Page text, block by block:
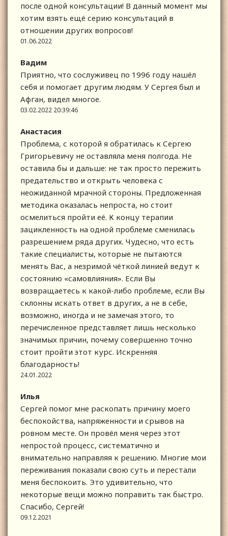
после одной консультации! В данный момент мы
хотим взять ещё серию консультаций в
отношении других вопросов!
01.06.2022
Вадим
Приятно, что сослуживец по 1996 году нашёл
себя и помогает другим людям. У Сергея был и
Афган, видел многое.
03.02.2022 20:39:46
Анастасия
Проблема, с которой я обратилась к Сергею
Григорьевичу не оставляла меня полгода. Не
оставила бы и дальше: не так просто пережить
предательство и открыть человека с
неожиданной мрачной стороны. Предложенная
методика оказалась непроста, но стоит
осмелиться пройти её. К концу терапии
зацикленность на одной проблеме сменилась
разрешением ряда других. Чудесно, что есть
такие специалисты, которые не пытаются
менять Вас, а незримой чёткой линией ведут к
состоянию «самовлияния». Если Вы
возвращаетесь к какой-либо проблеме, если Вы
склонны искать ответ в других, а не в себе,
возможно, иногда и не замечая этого, то
перечисленное представляет лишь несколько
значимых причин, почему совершенно точно
стоит пройти этот курс. Искренняя
благодарность!
24.01.2022
Илья
Сергей помог мне раскопать причину моего
беспокойства, напряженности и срывов на
ровном месте. Он провёл меня через этот
непростой процесс, систематично и
внимательно направляя к решению. Многие мои
переживания показали свою суть и перестали
меня беспокоить. Это удивительно, что
некоторые вещи можно поправить так быстро.
Спасибо, Сергей!
09.12.2021